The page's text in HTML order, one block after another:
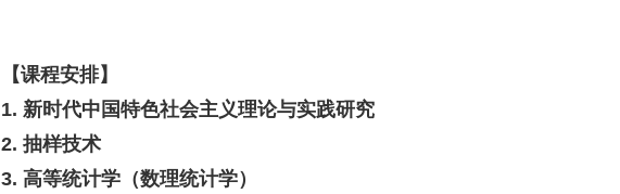
【课程安排】
1. 新时代中国特色社会主义理论与实践研究
2. 抽样技术
3. 高等统计学（数理统计学）